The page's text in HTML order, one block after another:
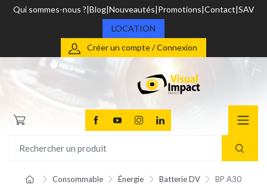
Qui sommes-nous ? Blog Nouveautés Promotions Contact SAV
LOCATION
Créer un compte / Connexion
Consommable Énergie Batterie DV BP A30